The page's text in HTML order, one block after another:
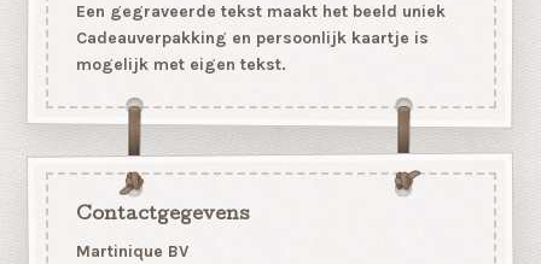
Een gegraveerde tekst maakt het beeld uniek
Cadeauverpakking en persoonlijk kaartje is
mogelijk met eigen tekst.
Contactgegevens
Martinique BV